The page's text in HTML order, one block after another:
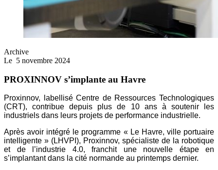
Archive
Le 5 novembre 2024
PROXINNOV s’implante au Havre
Proxinnov, labellisé Centre de Ressources Technologiques
(CRT), contribue depuis plus de 10 ans à soutenir les
industriels dans leurs projets de performance industrielle.
Après avoir intégré le programme « Le Havre, ville portuaire
intelligente » (LHVPI), Proxinnov, spécialiste de la robotique
et de l’industrie 4.0, franchit une nouvelle étape en
s’implantant dans la cité normande au printemps dernier.